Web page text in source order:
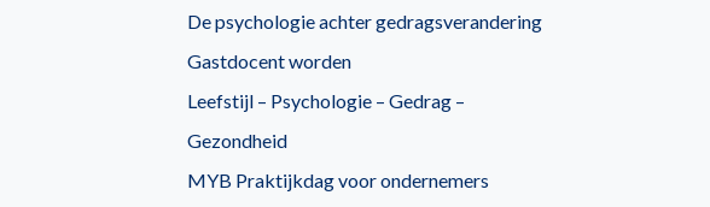
De psychologie achter gedragsverandering
Gastdocent worden
Leefstijl – Psychologie – Gedrag –
Gezondheid
MYB Praktijkdag voor ondernemers